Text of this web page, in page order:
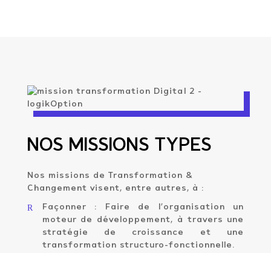
NOS MISSIONS TYPES
Nos missions de Transformation &
Changement visent, entre autres, à :
R
Façonner : Faire de l’organisation un
moteur de développement, à travers une
stratégie de croissance et une
transformation structuro-fonctionnelle.